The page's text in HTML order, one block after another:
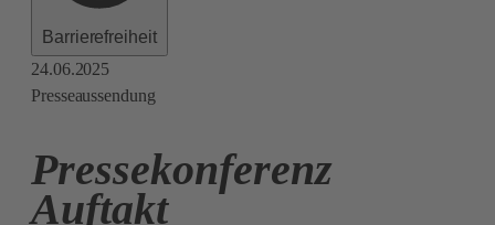
Barrierefreiheit
24.06.2025
Presseaussendung
Pressekonferenz
Auftakt